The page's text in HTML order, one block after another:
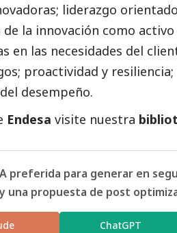
liderazgo
la innovación como
en las necesidades del
proactividad y
desempeño.
Endesa visite nuestra
preferida para generar en
una propuesta de post
ChatGPT